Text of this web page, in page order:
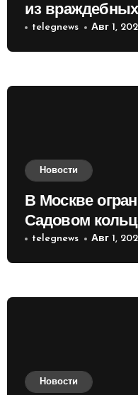
из враждебных
приобретать
telegnews Авг 1,
Новости
В Москве
Садовом
telegnews Авг 1,
Новости